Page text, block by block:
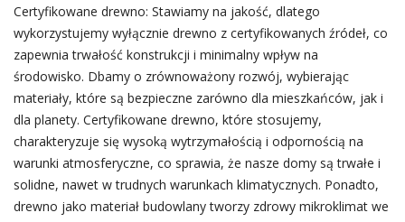
Certyfikowane drewno: Stawiamy na jakość, dlatego
wykorzystujemy wyłącznie drewno z certyfikowanych źródeł, co
zapewnia trwałość konstrukcji i minimalny wpływ na
środowisko. Dbamy o zrównoważony rozwój, wybierając
materiały, które są bezpieczne zarówno dla mieszkańców, jak i
dla planety. Certyfikowane drewno, które stosujemy,
charakteryzuje się wysoką wytrzymałością i odpornością na
warunki atmosferyczne, co sprawia, że nasze domy są trwałe i
solidne, nawet w trudnych warunkach klimatycznych. Ponadto,
drewno jako materiał budowlany tworzy zdrowy mikroklimat we